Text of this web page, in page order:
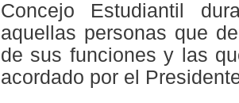
Concejo Estudiantil
aquellas personas que
de sus funciones y las
acordado por el